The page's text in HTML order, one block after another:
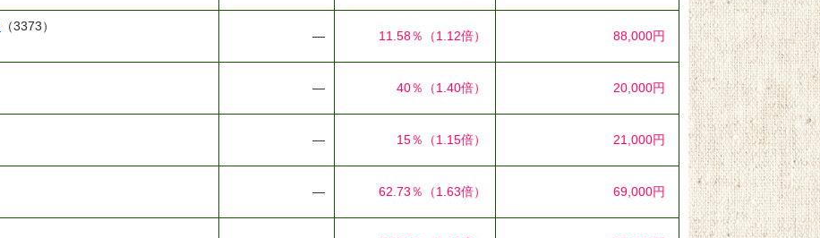
（3373）
― 11.58％ （1.12倍） 88,000円
― 40％ （1.40倍） 20,000円
― 15％ （1.15倍） 21,000円
― 62.73％ （1.63倍） 69,000円